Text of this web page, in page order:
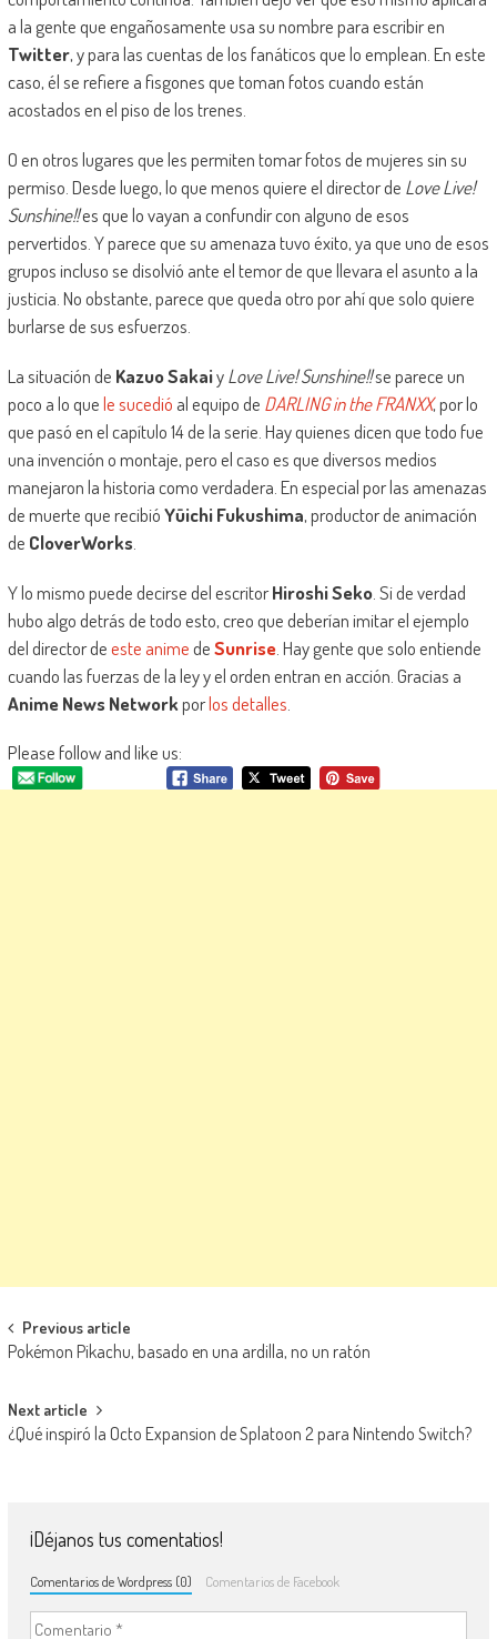
a la gente que engañosamente usa su nombre para escribir en
Twitter, y para las cuentas de los fanáticos que lo emplean. En este
caso, él se refiere a fisgones que toman fotos cuando están
acostados en el piso de los trenes.
O en otros lugares que les permiten tomar fotos de mujeres sin su
permiso. Desde luego, lo que menos quiere el director de Love Live!
Sunshine!!es que lo vayan a confundir con alguno de esos
pervertidos. Y parece que su amenaza tuvo éxito, ya que uno de esos
grupos incluso se disolvió ante el temor de que llevara el asunto a la
justicia. No obstante, parece que queda otro por ahí que solo quiere
burlarse de sus esfuerzos.
La situación de Kazuo SakaiyLove Live! Sunshine!!se parece un
poco a lo quele sucedió al equipo de DARLING in the FRANXX, por lo
que pasó en el capítulo 14 de la serie. Hay quienes dicen que todo fue
una invención o montaje, pero el caso es que diversos medios
manejaron la historia como verdadera. En especial por las amenazas
de muerte que recibióYūichi Fukushima, productor de animación
de CloverWorks.
Y lo mismo puede decirse del escritorHiroshi Seko. Si de verdad
hubo algo detrás de todo esto, creo que deberían imitar el ejemplo
del director deeste animedeSunrise. Hay gente que solo entiende
cuando las fuerzas de la ley y el orden entran en acción. Gracias a
Anime News Networkporlos detalles
Please follow and like us:
Navegación de entradas
Previous article
Pokémon Pikachu, basado en una ardilla, no un ratón
Next article
¿Qué inspiró la Octo Expansion de Splatoon 2 para Nintendo Switch?
¡Déjanos tus comentatios!
Comentarios de Wordpress (0) Comentarios de Facebook